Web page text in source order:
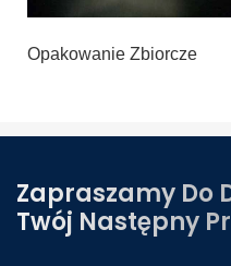
Opakowanie Zbiorcze
Zapraszamy Do
Twój Następny